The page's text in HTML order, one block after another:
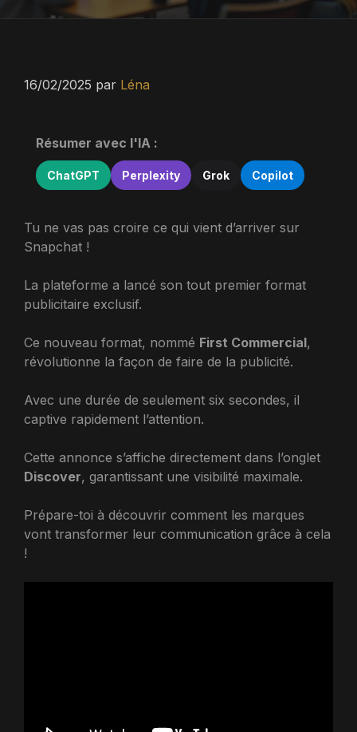
16/02/2025 par Léna
Résumer avec l'IA :
ChatGPT Perplexity Grok Copilot
Tu ne vas pas croire ce qui vient d’arriver sur
Snapchat !
La plateforme a lancé son tout premier format
publicitaire exclusif.
Ce nouveau format, nommé First Commercial,
révolutionne la façon de faire de la publicité.
Avec une durée de seulement six secondes, il
captive rapidement l’attention.
Cette annonce s’affiche directement dans l’onglet
Discover, garantissant une visibilité maximale.
Prépare-toi à découvrir comment les marques
vont transformer leur communication grâce à cela
!